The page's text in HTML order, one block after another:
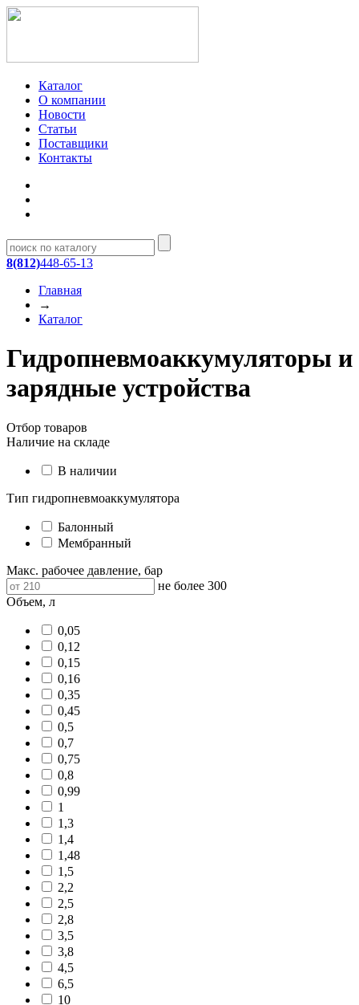
Каталог
О компании
Новости
Статьи
Поставщики
Контакты
8(812)448-65-13
Главная
→
Каталог
Гидропневмоаккумуляторы и
зарядные устройства
Отбор товаров
Наличие на складе
В наличии
Тип гидропневмоаккумулятора
Балонный
Мембранный
Макс. рабочее давление, бар
не более 300
Объем, л
0,05
0,12
0,15
0,16
0,35
0,45
0,5
0,7
0,75
0,8
0,99
1
1,3
1,4
1,48
1,5
2,2
2,5
2,8
3,5
3,8
4,5
6,5
10